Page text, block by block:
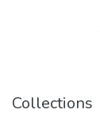
Collections